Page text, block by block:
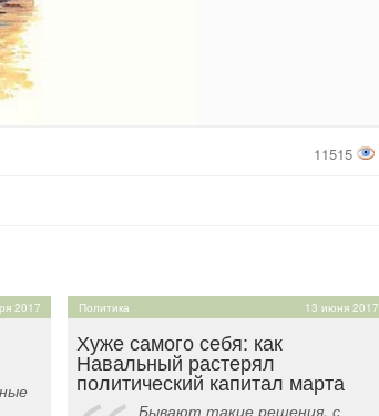
11515
2017 Политика 13 июня 2017
Хуже самого себя: как
Навальный растерял
политический капитал марта
Бывают такие решения, с